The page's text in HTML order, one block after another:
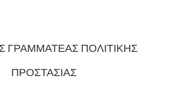
ΓΡΑΜΜΑΤΕΑΣ ΠΟΛΙΤΙΚΗΣ
ΠΡΟΣΤΑΣΙΑΣ